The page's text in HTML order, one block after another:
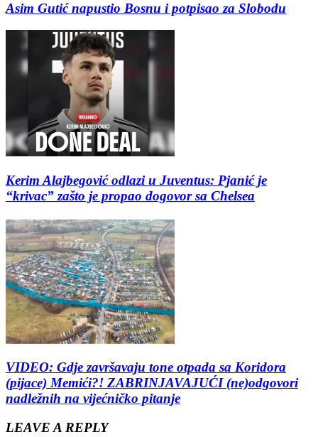
Asim Gutić napustio Bosnu i potpisao za Slobodu
Kerim Alajbegović odlazi u Juventus: Pjanić je
“krivac” zašto je propao dogovor sa Chelsea
VIDEO: Gdje završavaju tone otpada sa Koridora
(pijace) Memići?! ZABRINJAVAJUĆI (ne)odgovori
nadležnih na vijećničko pitanje
LEAVE A REPLY